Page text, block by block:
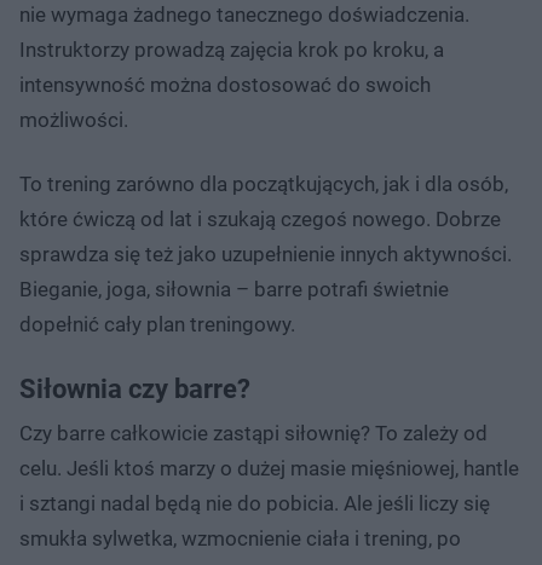
nie wymaga żadnego tanecznego doświadczenia.
Instruktorzy prowadzą zajęcia krok po kroku, a
intensywność można dostosować do swoich
możliwości.
To trening zarówno dla początkujących, jak i dla osób,
które ćwiczą od lat i szukają czegoś nowego. Dobrze
sprawdza się też jako uzupełnienie innych aktywności.
Bieganie, joga, siłownia – barre potrafi świetnie
dopełnić cały plan treningowy.
Siłownia czy barre?
Czy barre całkowicie zastąpi siłownię? To zależy od
celu. Jeśli ktoś marzy o dużej masie mięśniowej, hantle
i sztangi nadal będą nie do pobicia. Ale jeśli liczy się
smukła sylwetka, wzmocnienie ciała i trening, po